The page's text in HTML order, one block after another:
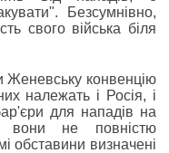
Безсумнівно,
свого війська біля
Женевську конвенцію
належать і Росія, і
для нападів на
вони не повністю
обставини визначені